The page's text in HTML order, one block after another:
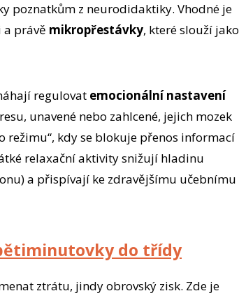
poznatkům z neurodidaktiky. Vhodné je
právě mikropřestávky, které slouží jako
regulovat emocionální nastavení
unavené nebo zahlcené, jejich mozek
režimu“, kdy se blokuje přenos informací
relaxační aktivity snižují hladinu
a přispívají ke zdravějšímu učebnímu
do třídy
ztrátu, jindy obrovský zisk. Zde je